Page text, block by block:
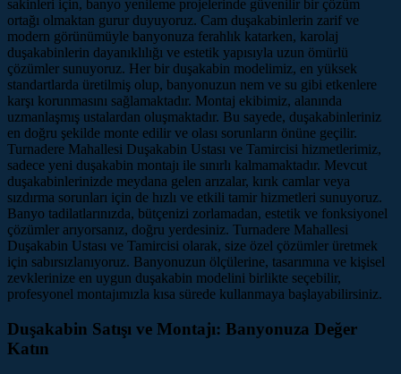
sakinleri için, banyo yenileme projelerinde güvenilir bir çözüm
ortağı olmaktan gurur duyuyoruz. Cam duşakabinlerin zarif ve
modern görünümüyle banyonuza ferahlık katarken, karolaj
duşakabinlerin dayanıklılığı ve estetik yapısıyla uzun ömürlü
çözümler sunuyoruz. Her bir duşakabin modelimiz, en yüksek
standartlarda üretilmiş olup, banyonuzun nem ve su gibi etkenlere
karşı korunmasını sağlamaktadır. Montaj ekibimiz, alanında
uzmanlaşmış ustalardan oluşmaktadır. Bu sayede, duşakabinleriniz
en doğru şekilde monte edilir ve olası sorunların önüne geçilir.
Turnadere Mahallesi Duşakabin Ustası ve Tamircisi hizmetlerimiz,
sadece yeni duşakabin montajı ile sınırlı kalmamaktadır. Mevcut
duşakabinlerinizde meydana gelen arızalar, kırık camlar veya
sızdırma sorunları için de hızlı ve etkili tamir hizmetleri sunuyoruz.
Banyo tadilatlarınızda, bütçenizi zorlamadan, estetik ve fonksiyonel
çözümler arıyorsanız, doğru yerdesiniz. Turnadere Mahallesi
Duşakabin Ustası ve Tamircisi olarak, size özel çözümler üretmek
için sabırsızlanıyoruz. Banyonuzun ölçülerine, tasarımına ve kişisel
zevklerinize en uygun duşakabin modelini birlikte seçebilir,
profesyonel montajımızla kısa sürede kullanmaya başlayabilirsiniz.
Duşakabin Satışı ve Montajı: Banyonuza Değer
Katın